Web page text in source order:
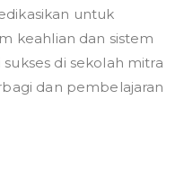
untuk
keahlian dan sistem
di sekolah mitra
dan pembelajaran